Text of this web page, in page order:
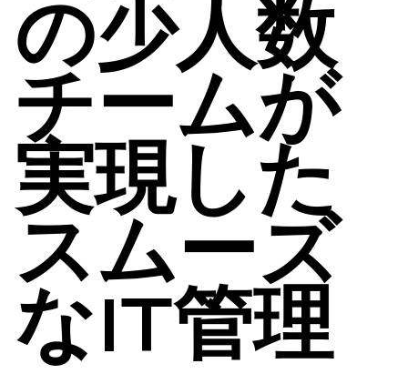
の少人数
チームが
実現した
スムーズ
なIT管理